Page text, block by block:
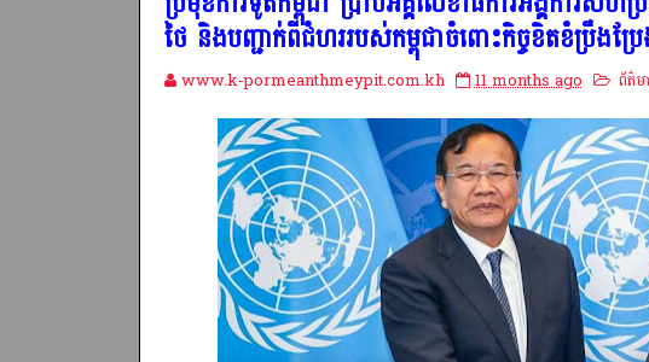
ថៃ និងបញ្ជាក់ពីជំហររបស់កម្ពុជាចំពោះកិច្ចខិតខំប្រឹងប្រ
www.k-pormeanthmeypit.com.kh 11 months ago ព័ត៌ម